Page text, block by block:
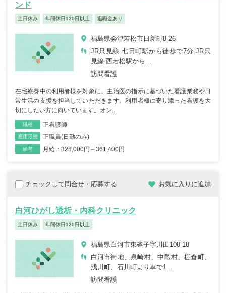
ンド
土日休み 年間休日120日以上 退職金あり
福島県会津若松市日新町8-26
JR只見線 七日町駅から徒歩で7分 JR只
見線 西若松駅から...
訪問看護
在宅療養中の利用者様を対象に、主治医の指示に基づいた看護業務や日
常生活の支援を担当していただきます。利用者様に寄り添った看護を大
切にしたい方に向いています。オン...
職種 正看護師
雇用形態 正職員(日勤のみ)
給与 月給：328,000円～361,400円
チェックして問合せ・応募する お気に入りに追加
白河ひがし透析・内科クリニック
土日休み 年間休日120日以上
福島県白河市東釜子字川田108-18
白河市街地、泉崎村、中島村、棚倉町、
浅川町、石川町より車で1...
訪問看護